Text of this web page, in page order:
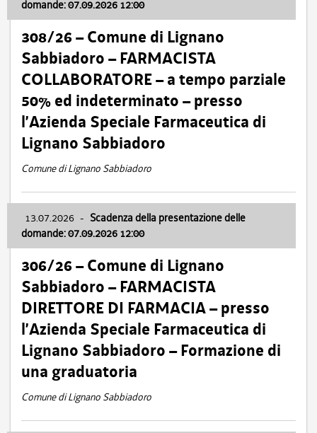
domande: 07.09.2026 12:00
308/26 – Comune di Lignano
Sabbiadoro – FARMACISTA
COLLABORATORE – a tempo parziale
50% ed indeterminato – presso
l’Azienda Speciale Farmaceutica di
Lignano Sabbiadoro
Comune di Lignano Sabbiadoro
13.07.2026 - Scadenza della presentazione delle
domande: 07.09.2026 12:00
306/26 – Comune di Lignano
Sabbiadoro – FARMACISTA
DIRETTORE DI FARMACIA – presso
l’Azienda Speciale Farmaceutica di
Lignano Sabbiadoro – Formazione di
una graduatoria
Comune di Lignano Sabbiadoro